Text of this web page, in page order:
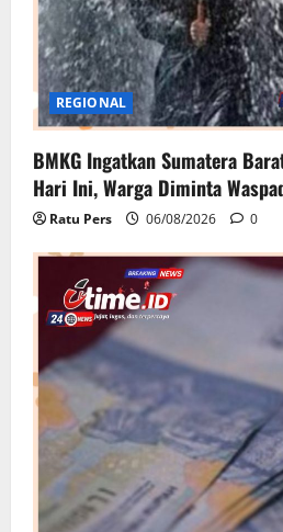
REGIONAL
BMKG Ingatkan Sumatera
Hari Ini, Warga Diminta
Ratu Pers 06/08/2026 0